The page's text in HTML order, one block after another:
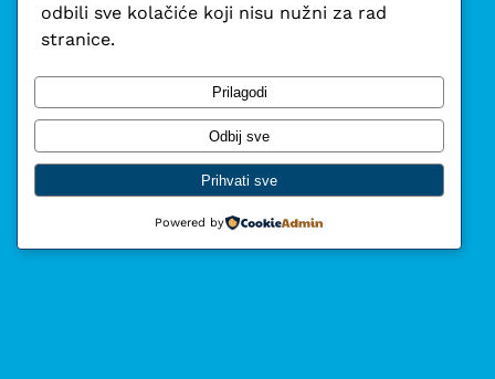
Fokus – hrvatska
liberalna stranka
odbili sve kolačiće koji nisu nužni za rad
stranice.
Prilagodi
Odbij sve
Prihvati sve
Powered by